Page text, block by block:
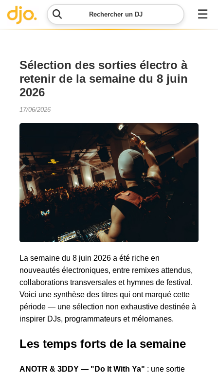
Rechercher un DJ ☰
Menu
Contacter
DJO
Simulateur
de prix
Sélection des sorties électro à
retenir de la semaine du 8 juin
2026
17/06/2026
La semaine du 8 juin 2026 a été riche en
nouveautés électroniques, entre remixes attendus,
collaborations transversales et hymnes de festival.
Voici une synthèse des titres qui ont marqué cette
période — une sélection non exhaustive destinée à
inspirer DJs, programmateurs et mélomanes.
Les temps forts de la semaine
ANOTR & 3DDY — "Do It With Ya" : une sortie